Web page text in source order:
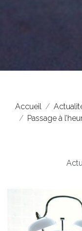
Accueil
Passage à